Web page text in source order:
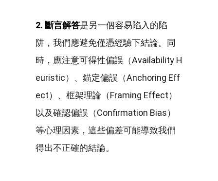
2. 斷言解答是另一個容易陷入的陷
阱，我們應避免僅憑經驗下結論。同
時，應注意可得性偏誤（Availability H
euristic）、錨定偏誤（Anchoring Eff
ect）、框架理論（Framing Effect）
以及確認偏誤（Confirmation Bias）
等心理因素，這些偏差可能導致我們
得出不正確的結論。